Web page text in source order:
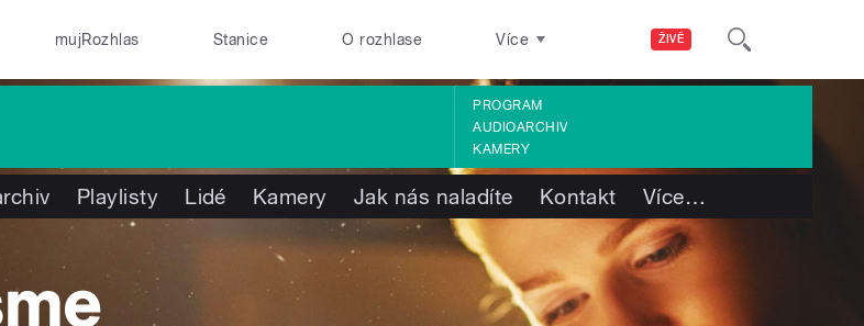
ŽIVĚ
mujRozhlas Stanice O rozhlase Více
PROGRAM
AUDIOARCHIV
KAMERY
Playlisty Lidé Kamery Jak nás naladíte Kontakt Více…